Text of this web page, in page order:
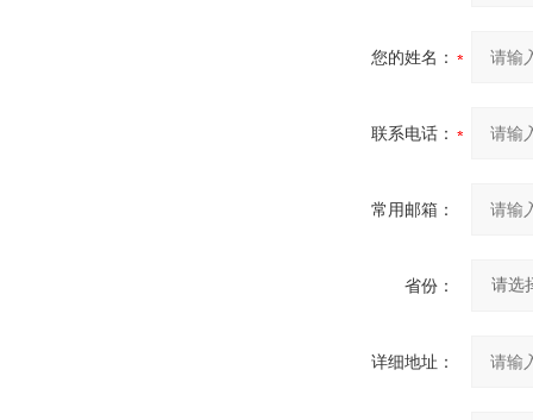
您的姓名：
联系电话：
常用邮箱：
省份：
详细地址：